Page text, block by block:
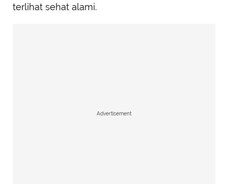
terlihat sehat alami.
Advertisement